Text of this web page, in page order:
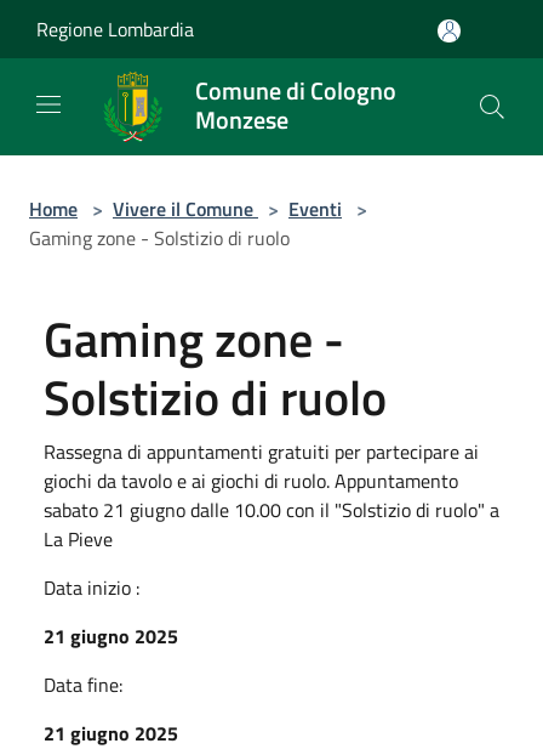
Regione Lombardia
Comune di Cologno
Monzese
Home > Vivere il Comune > Eventi >
Gaming zone - Solstizio di ruolo
Gaming zone -
Solstizio di ruolo
Rassegna di appuntamenti gratuiti per partecipare ai
giochi da tavolo e ai giochi di ruolo. Appuntamento
sabato 21 giugno dalle 10.00 con il "Solstizio di ruolo" a
La Pieve
Data inizio :
21 giugno 2025
Data fine:
21 giugno 2025